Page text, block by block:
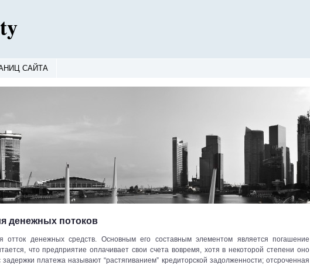
САЙТА
денежных потоков
отток денежных средств. Основным его составным элементом является погашение
что предприятие оплачивает свои счета вовремя, хотя в некоторой степени оно
платежа называют “растягиванием” кредиторской задолженности; отсроченная